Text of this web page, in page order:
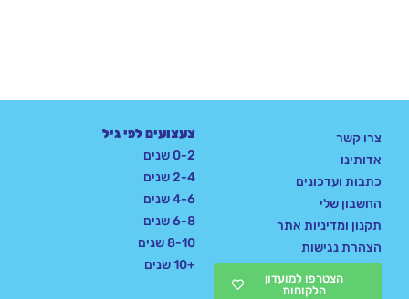
צרו קשר
אדותינו
כתבות ועדכונים
החשבון שלי
תקנון ומדיניות אתר
הצהרת נגישות
הצטרפו למועדון
הלקוחות
צעצועים לפי גיל
0-2 שנים
2-4 שנים
4-6 שנים
6-8 שנים
8-10 שנים
+10 שנים